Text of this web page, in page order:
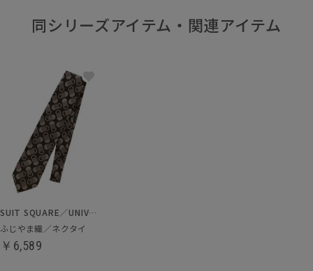
同シリーズアイテム・関連アイテム
SUIT SQUARE／UNIVERSAL LANGUAGE
ふじやま織／ネクタイ
￥6,589